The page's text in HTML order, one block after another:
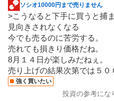
掲
示
板
記
事
ソシオ10000円まで売りません
>こうなると下手に買うと捕
見向きされなくなる
今でも売るのに苦労する。
売れても損きり価格だね。
8月１４日が楽しみだねぇ。
売り上げの結果次第では５０
強く買いたい
投資の参考にな